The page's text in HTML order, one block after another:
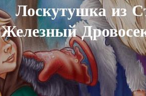
Лоскутушка из
Железный